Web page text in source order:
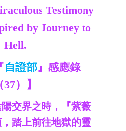
Testimony
by Journey to
Hell.
自證部』感應錄
（37）】
交界之時，『紫薇
踏上前往地獄的靈